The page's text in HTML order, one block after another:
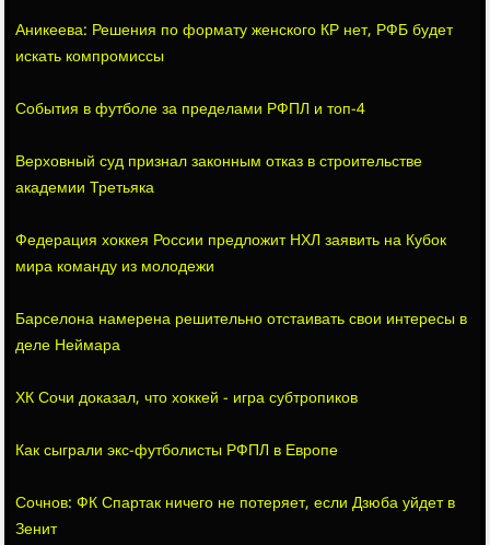
Аникеева: Решения по формату женского КР нет, РФБ будет
искать компромиссы
События в футболе за пределами РФПЛ и топ-4
Верховный суд признал законным отказ в строительстве
академии Третьяка
Федерация хоккея России предложит НХЛ заявить на Кубок
мира команду из молодежи
Барселона намерена решительно отстаивать свои интересы в
деле Неймара
ХК Сочи доказал, что хоккей - игра субтропиков
Как сыграли экс-футболисты РФПЛ в Европе
Сочнов: ФК Спартак ничего не потеряет, если Дзюба уйдет в
Зенит